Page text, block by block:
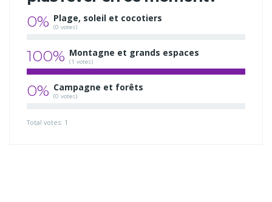
0% Plage, soleil et cocotiers
(0 votes)
100% Montagne et grands espaces
(1 votes)
0% Campagne et forêts
(0 votes)
Total votes: 1